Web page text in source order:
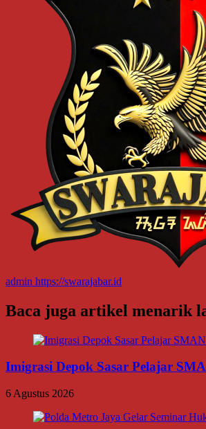
admin https://swarajabar.id
Baca juga artikel menarik
Imigrasi Depok Sasar Pelajar
6 Agustus 2026